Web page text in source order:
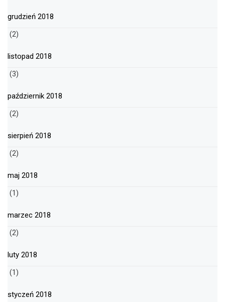
grudzień 2018
(2)
listopad 2018
(3)
październik 2018
(2)
sierpień 2018
(2)
maj 2018
(1)
marzec 2018
(2)
luty 2018
(1)
styczeń 2018